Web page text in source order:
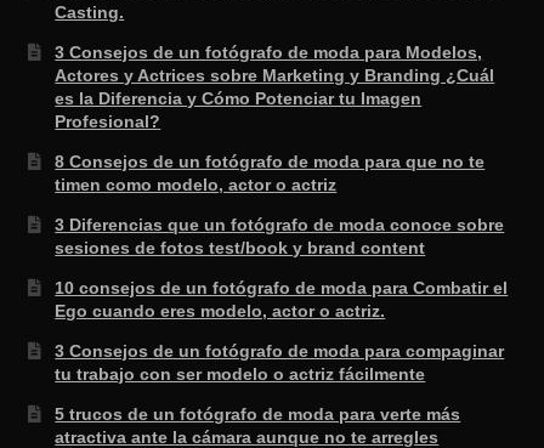
Casting.
3 Consejos de un fotógrafo de moda para Modelos,
Actores y Actrices sobre Marketing y Branding ¿Cuál
es la Diferencia y Cómo Potenciar tu Imagen
Profesional?
8 Consejos de un fotógrafo de moda para que no te
timen como modelo, actor o actriz
3 Diferencias que un fotógrafo de moda conoce sobre
sesiones de fotos test/book y brand content
10 consejos de un fotógrafo de moda para Combatir el
Ego cuando eres modelo, actor o actriz.
3 Consejos de un fotógrafo de moda para compaginar
tu trabajo con ser modelo o actriz fácilmente
5 trucos de un fotógrafo de moda para verte más
atractiva ante la cámara aunque no te arregles